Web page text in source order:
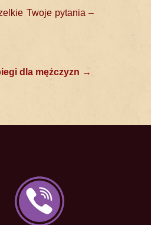
Twoje pytania –
dla mężczyzn →